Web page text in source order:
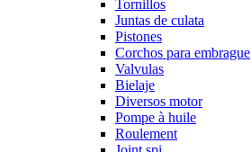
Tornillos
Juntas de culata
Pistones
Corchos para embrague
Valvulas
Bielaje
Diversos motor
Pompe à huile
Roulement